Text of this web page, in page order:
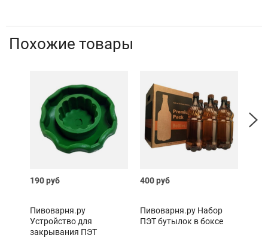
Похожие товары
190 руб
Пивоварня.ру
Устройство для
закрывания ПЭТ
400 руб
Пивоварня.ру Набор
ПЭТ бутылок в боксе